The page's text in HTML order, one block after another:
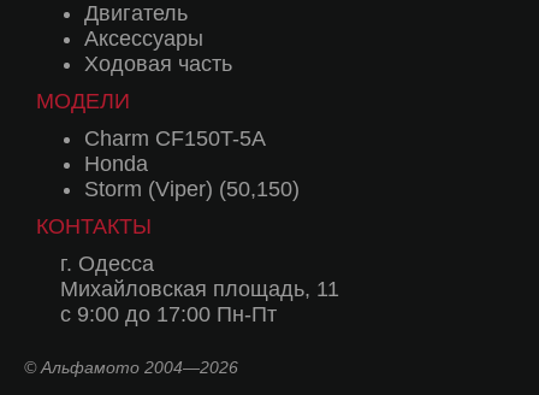
Двигатель
Аксессуары
Ходовая часть
МОДЕЛИ
Charm CF150T-5A
Honda
Storm (Viper) (50,150)
КОНТАКТЫ
г. Одесса
Михайловская площадь, 11
с 9:00 до 17:00 Пн-Пт
© Альфамото 2004—2026